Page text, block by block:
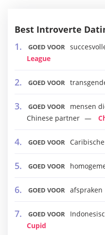
Best Introverte
GOED VOOR
League
GOED VOOR
GOED VOOR
mensen
Chinese partner
GOED VOOR
GOED VOOR
GOED VOOR afspraken
GOED VOOR
Cupid